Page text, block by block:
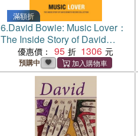
滿額折
6.David Bowie: Music Lover：
The Inside Story of David
Bowie's Record Collection
優惠價： 95 1306
預購中